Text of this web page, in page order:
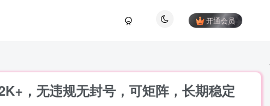
开通会员
，无违规无封号，可矩阵，长期稳定